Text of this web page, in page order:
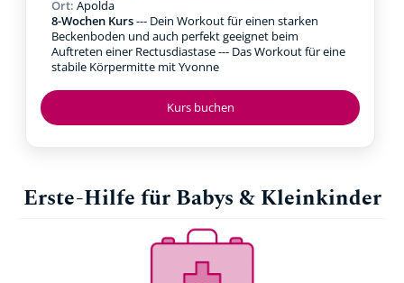
Kurs buchen
Ort: Apolda
8-Wochen Kurs--- Dein Workout für einen starken
Beckenboden und auch perfekt geeignet beim
Auftreten einer Rectusdiastase --- Das Workout für eine
stabile Körpermitte mit Yvonne
Erste-Hilfe für Babys & Kleinkinder